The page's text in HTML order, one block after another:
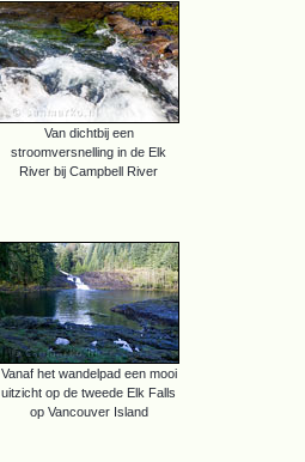
Van dichtbij een
stroomversnelling in de Elk
River bij Campbell River
Vanaf het wandelpad een mooi
uitzicht op de tweede Elk Falls
op Vancouver Island